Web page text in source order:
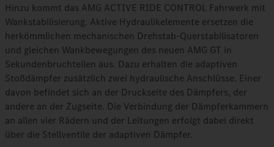
Hinzu kommt das AMG ACTIVE RIDE CONTROL Fahrwerk mit
Wankstabilisierung. Aktive Hydraulikelemente ersetzen die
herkömmlichen mechanischen Drehstab-Querstabilisatoren
und gleichen Wankbewegungen des neuen AMG GT in
Sekundenbruchteilen aus. Dazu erhalten die adaptiven
Stoßdämpfer zusätzlich zwei hydraulische Anschlüsse. Einer
davon befindet sich an der Druckseite des Dämpfers, der
andere an der Zugseite. Die Verbindung der Dämpferkammern
an allen vier Rädern und der Leitungen erfolgt dabei direkt
über die Stellventile der adaptiven Dämpfer.